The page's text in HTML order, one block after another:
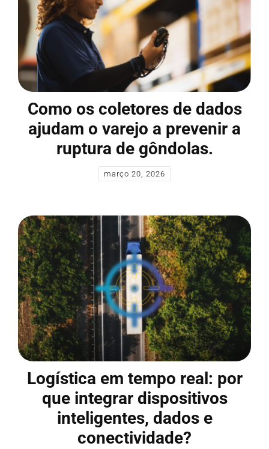
Como os coletores de dados
ajudam o varejo a prevenir a
ruptura de gôndolas.
março 20, 2026
Logística em tempo real: por
que integrar dispositivos
inteligentes, dados e
conectividade?